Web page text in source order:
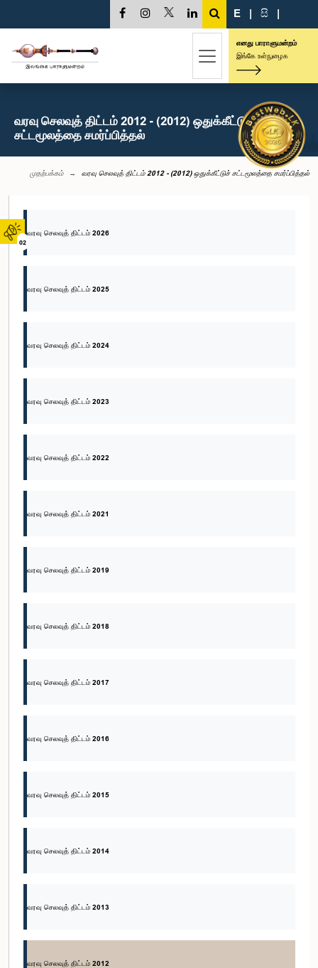
02
E | සි |
எனது பாராளுமன்றம்
இங்கே உள்நுழைக
வரவு செலவுத் திட்டம் 2012 - (2012) ஒதுக்கீட்டுச்
சட்டமூலத்தை சமர்ப்பித்தல்
முதற்பக்கம் வரவு செலவுத் திட்டம் 2012 - (2012) ஒதுக்கீட்டுச் சட்டமூலத்தை சமர்ப்பித்தல்
வரவு செலவுத் திட்டம் 2026
வரவு செலவுத் திட்டம் 2025
வரவு செலவுத் திட்டம் 2024
வரவு செலவுத் திட்டம் 2023
வரவு செலவுத் திட்டம் 2022
வரவு செலவுத் திட்டம் 2021
வரவு செலவுத் திட்டம் 2019
வரவு செலவுத் திட்டம் 2018
வரவு செலவுத் திட்டம் 2017
வரவு செலவுத் திட்டம் 2016
வரவு செலவுத் திட்டம் 2015
வரவு செலவுத் திட்டம் 2014
வரவு செலவுத் திட்டம் 2013
வரவு செலவுத் திட்டம் 2012